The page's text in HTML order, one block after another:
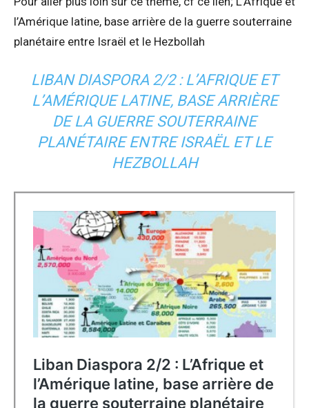
l’Amérique latine, base arrière de la guerre souterraine
planétaire entre Israël et le Hezbollah
LIBAN DIASPORA 2/2 : L’AFRIQUE ET
L’AMÉRIQUE LATINE, BASE ARRIÈRE
DE LA GUERRE SOUTERRAINE
PLANÉTAIRE ENTRE ISRAËL ET LE
HEZBOLLAH